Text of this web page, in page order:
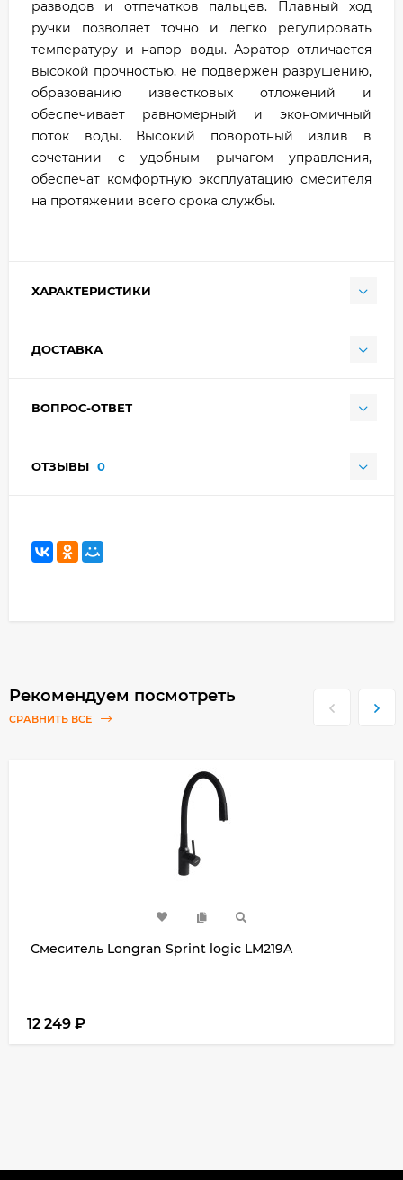
разводов и отпечатков пальцев. Плавный ход
ручки позволяет точно и легко регулировать
температуру и напор воды. Аэратор отличается
высокой прочностью, не подвержен разрушению,
образованию известковых отложений и
обеспечивает равномерный и экономичный
поток воды. Высокий поворотный излив в
сочетании с удобным рычагом управления,
обеспечат комфортную эксплуатацию смесителя
на протяжении всего срока службы.
ХАРАКТЕРИСТИКИ
ДОСТАВКА
ВОПРОС-ОТВЕТ
ОТЗЫВЫ 0
Рекомендуем посмотреть
СРАВНИТЬ ВСЕ
Смеситель Longran Sprint logic LM219A
12 249 ₽